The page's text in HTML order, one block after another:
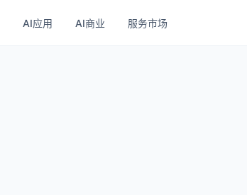
AI应用 AI商业 服务市场